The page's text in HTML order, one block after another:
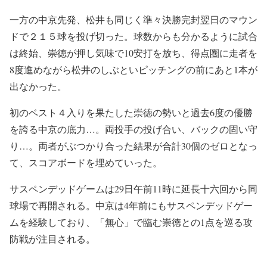
一方の中京先発、松井も同じく準々決勝完封翌日のマウン
ドで２１５球を投げ切った。球数からも分かるように試合
は終始、崇徳が押し気味で10安打を放ち、得点圏に走者を
8度進めながら松井のしぶといピッチングの前にあと1本が
出なかった。
初のベスト４入りを果たした崇徳の勢いと過去6度の優勝
を誇る中京の底力…。両投手の投げ合い、バックの固い守
り…。両者がぶつかり合った結果が合計30個のゼロとなっ
て、スコアボードを埋めていった。
サスペンデッドゲームは29日午前11時に延長十六回から同
球場で再開される。中京は4年前にもサスペンデッドゲー
ムを経験しており、「無心」で臨む崇徳との1点を巡る攻
防戦が注目される。